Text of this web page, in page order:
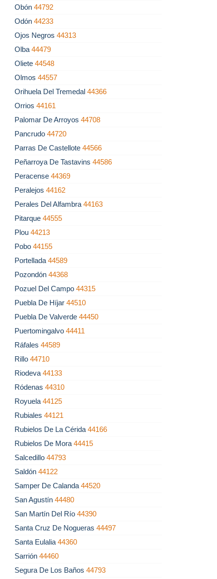
Obón 44792
Odón 44233
Ojos Negros 44313
Olba 44479
Oliete 44548
Olmos 44557
Orihuela Del Tremedal 44366
Orrios 44161
Palomar De Arroyos 44708
Pancrudo 44720
Parras De Castellote 44566
Peñarroya De Tastavins 44586
Peracense 44369
Peralejos 44162
Perales Del Alfambra 44163
Pitarque 44555
Plou 44213
Pobo 44155
Portellada 44589
Pozondón 44368
Pozuel Del Campo 44315
Puebla De Híjar 44510
Puebla De Valverde 44450
Puertomingalvo 44411
Ráfales 44589
Rillo 44710
Riodeva 44133
Ródenas 44310
Royuela 44125
Rubiales 44121
Rubielos De La Cérida 44166
Rubielos De Mora 44415
Salcedillo 44793
Saldón 44122
Samper De Calanda 44520
San Agustín 44480
San Martín Del Río 44390
Santa Cruz De Nogueras 44497
Santa Eulalia 44360
Sarrión 44460
Segura De Los Baños 44793